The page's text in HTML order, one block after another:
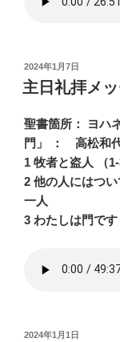
投
稿
日:
2024年1月7日
主日礼拝メ
聖書箇所： ヨ
門」 ： 高松和
1 牧者と盗人 （
2 他の人にはつ
一人
3 わたしは門で
投
2024年1月1日